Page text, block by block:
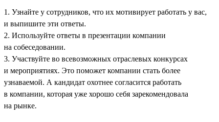
1. Узнайте у сотрудников, что их мотивирует работать у вас,
и выпишите эти ответы.
2. Используйте ответы в презентации компании
на собеседовании.
3. Участвуйте во всевозможных отраслевых конкурсах
и мероприятиях. Это поможет компании стать более
узнаваемой. А кандидат охотнее согласится работать
в компании, которая уже хорошо себя зарекомендовала
на рынке.